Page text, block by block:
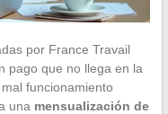
por France Travail
pago que no llega en la
funcionamiento
una mensualización de